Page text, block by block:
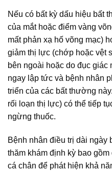
Nếu có bất kỳ dấu hiệu bất
của mắt hoặc điểm vàng
mất phản xạ hố võng mạc)
giảm thị lực (chớp hoặc vệt
bên ngoài hoặc do đục
ngay lập tức và bệnh nhân
triển của các bất thường
rối loạn thị lực) có thể tiếp
ngừng thuốc.
Bệnh nhân điều trị dài
thăm khám định kỳ bao
cá chân để phát hiện khả